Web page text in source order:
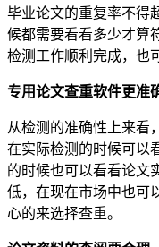
毕业论文的重复率不得
候都需要看看多少才算
检测工作顺利完成，也
专用论文查重软件更准
从检测的准确性上来看
在实际检测的时候可以
的时候也可以看看论文
低，在现在市场中也可
心的来选择查重。